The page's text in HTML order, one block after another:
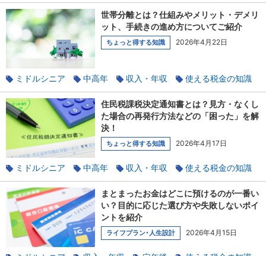
世帯分離とは？仕組みやメリット・デメリ
ット、手続きの進め方についてご紹介
ちょっと得する知識 2026年4月22日
ミドルシニア 中高年 収入・年収
使える税金の知識
社会保険のあれこれ
住民税課税決定通知書とは？見方・なくし
た場合の再発行方法などの「困った」を解
決！
ちょっと得する知識 2026年4月17日
ミドルシニア 中高年 収入・年収 使える税金の知識
まとまったお金はどこに預けるのが一番い
い？目的に応じた選び方や失敗しないポイ
ントを紹介
ライフプラン･人生設計 2026年4月15日